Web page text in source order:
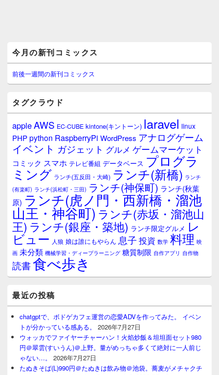
イ
ン
サ
イ
ウ
ィ
ジ
ェ
ア
今月の新刊コミックス
前後一週間の新刊コミックス
タグクラウド
appleAWS EC-CUBE kintone(キントーン) laravel linux
PHPpython RaspberryPi WordPress アナログゲーム
イベント ガジェット グルメ ゲームマーケット
コミック スマホ テレビ番組 データベース プログラ
ミング ランチ(五反田・大崎) ランチ(新橋) ランチ
(有楽町) ランチ(浜松町・三田) ランチ(神保町) ランチ(秋葉
原) ランチ(虎ノ門・西新橋・溜池
山王・神谷町) ランチ(赤坂・溜池山
王) ランチ(銀座・築地) ランチ限定グルメ レ
ビュー 人狼 娘は誰にもやらん 息子 投資 数学 料理 映
画 未分類 機械学習・ディープラーニング 糖質制限 自作アプリ 自作物
読書食べ歩き
最近の投稿
chatgptで、ボドゲカフェ運営の恋愛ADVを作ってみた。 イベン
トが分かっている感ある。
2026年7月27日
ウォッカでファイヤーチャーハン！火焰炒飯＆坦坦面セット980
円＠翠雲(すいうん)＠上野。量がめっちゃ多くて絶対に一人前じ
ゃない…。
2026年7月27日
たぬきそば(L)990円＠たぬきは飲み物＠池袋。蕎麦がメチャクチ